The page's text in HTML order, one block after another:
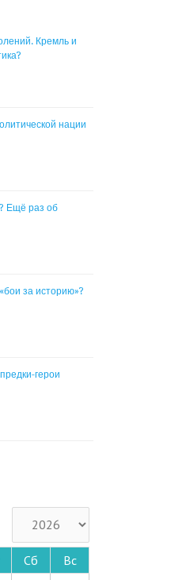
Кремль и
нации
Ещё раз об
за историю»?
герои
Сб Вс